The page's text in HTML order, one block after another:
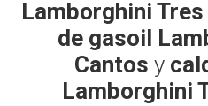
Lamborghini
de gasoil
Cantos y
Lamborghini